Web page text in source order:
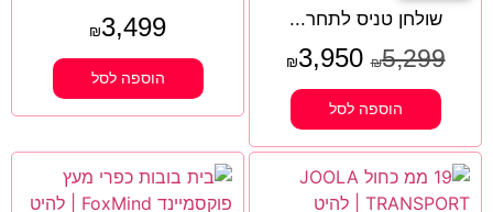
שולחן טניס לתחר...
₪5,299
₪3,950
הוספה לסל
₪3,499
הוספה לסל